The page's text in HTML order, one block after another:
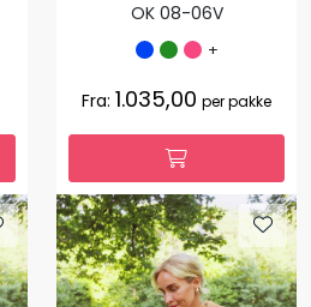
OK 08-06V
+
Fra: 1.035,00 per pakke